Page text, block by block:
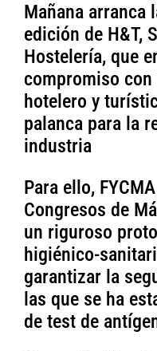
Mañana arranca
edición de H&T,
Hostelería, que
compromiso
hotelero y
palanca para la
industria
Para ello,
Congresos de
un riguroso
higiénico-
garantizar la
las que se ha
de test de